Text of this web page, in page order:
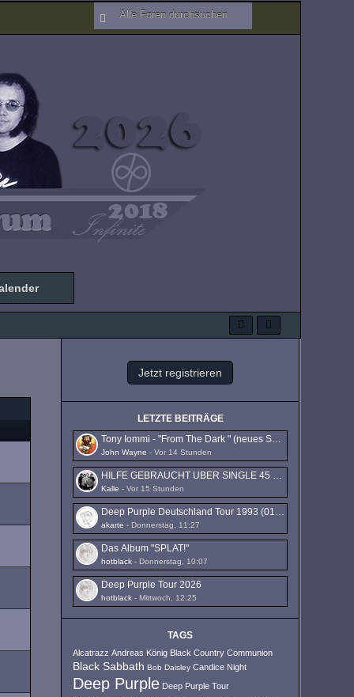
Jetzt registrieren
LETZTE BEITRÄGE
Tony Iommi - "From The Dark " (neues Solo-Album)
John Wayne -Vor 14 Stunden
HILFE GEBRAUCHT UBER SINGLE 45 THE JAMES
Kalle -Vor 15 Stunden
Deep Purple Deutschland Tour 1993 (01.10. - 16.10.1993)
akarte - Donnerstag, 11:27
Das Album "SPLAT!"
hotblack - Donnerstag, 10:07
Deep Purple Tour 2026
hotblack - Mittwoch, 12:25
TAGS
Alcatrazz Andreas König Black Country Communion
Black Sabbath Bob Daisley Candice Night
Deep Purple Deep Purple Tour